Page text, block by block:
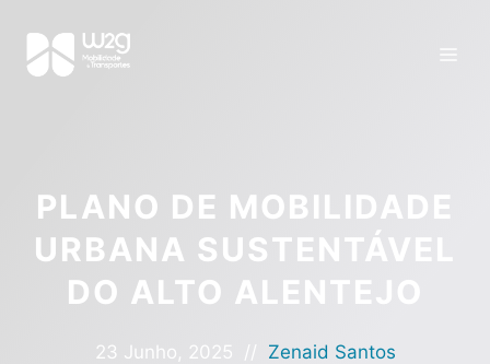
PLANO DE MOBILIDADE
URBANA SUSTENTÁVEL
DO ALTO ALENTEJO
23 Junho, 2025 // Zenaid Santos